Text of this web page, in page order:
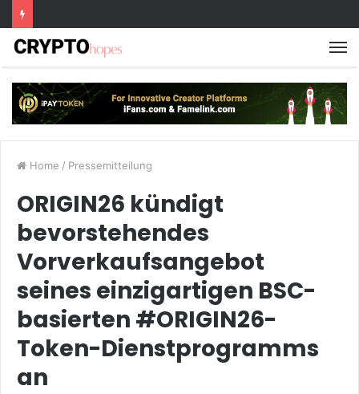
Home / Pressemitteilung
ORIGIN26 kündigt
bevorstehendes
Vorverkaufsangebot
seines einzigartigen BSC-
basierten #ORIGIN26-
Token-Dienstprogramms
an